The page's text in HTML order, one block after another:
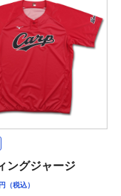
ングジャージ
円（税込）